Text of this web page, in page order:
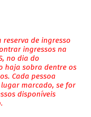
reserva de ingresso
ingressos na
no dia do
haja sobra dentre os
Cada pessoa
marcado, se for
disponíveis